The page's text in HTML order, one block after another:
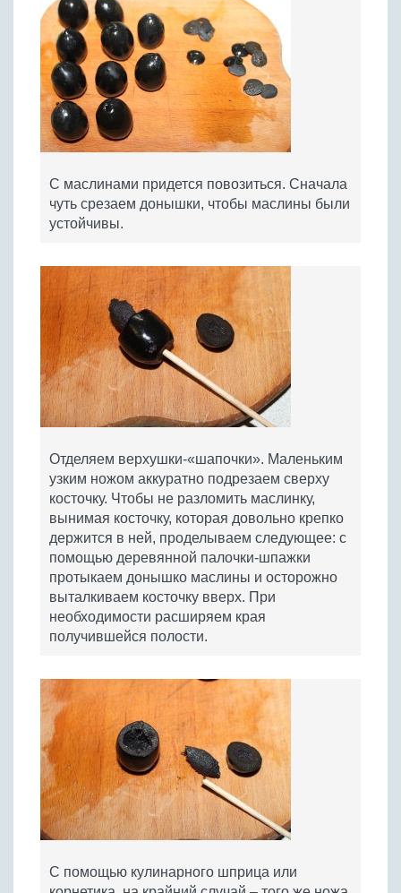
С маслинами придется повозиться. Сначала
чуть срезаем донышки, чтобы маслины были
устойчивы.
Отделяем верхушки-«шапочки». Маленьким
узким ножом аккуратно подрезаем сверху
косточку. Чтобы не разломить маслинку,
вынимая косточку, которая довольно крепко
держится в ней, проделываем следующее: с
помощью деревянной палочки-шпажки
протыкаем донышко маслины и осторожно
выталкиваем косточку вверх. При
необходимости расширяем края
получившейся полости.
С помощью кулинарного шприца или